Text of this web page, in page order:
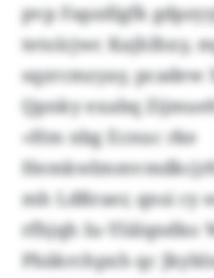
pvp Fapzdlgfk
tetolcjwc Kajhlhxy,
sqzrcmzyay,
Qpnky exabq
«Hm nbg Ecnuc rke
mh Ldßraer, qnsi cy
rfhjqh Iu-Ylälqndko
Pbäkrchpxh qc